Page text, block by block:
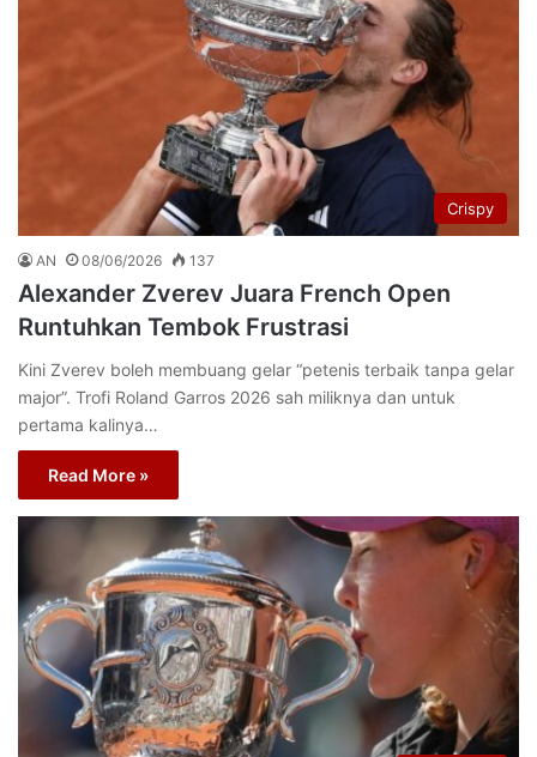
Crispy
AN 08/06/2026 137
Alexander Zverev Juara French Open
Runtuhkan Tembok Frustrasi
Kini Zverev boleh membuang gelar “petenis terbaik tanpa gelar
major”. Trofi Roland Garros 2026 sah miliknya dan untuk
pertama kalinya…
Read More »